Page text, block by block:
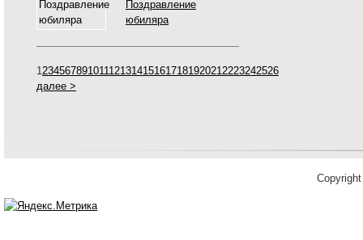
Поздравление
юбиляра
1 23456789101112131415161718192021 2223242526
далее >